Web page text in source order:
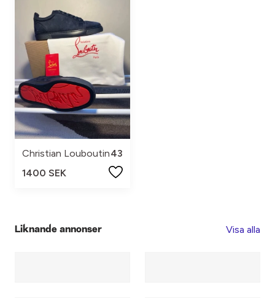
Christian Louboutin43
1400 SEK
Liknande annonser Visa alla